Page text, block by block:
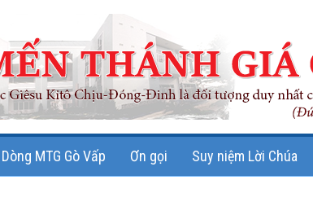
MTG Gò Vấp Ơn gọi Suy niệm Lời Chúa